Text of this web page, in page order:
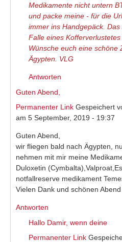
Medikamente nicht untern
und packe meine - für die
immer ins Handgepäck.
Falle eines
Wünsche euch eine schöne
Ägypten. VLG
Antworten
Guten Abend,
Permanenter Link Gespeichert
am 5 September, 2019 - 19:37
Guten Abend,
wir fliegen bald nach Ägypten,
nehmen mit mir meine
Duloxetin
notfallreserve medikament
Vielen Dank und schönen
Antworten
Hallo Damir, wenn deine
Permanenter Link